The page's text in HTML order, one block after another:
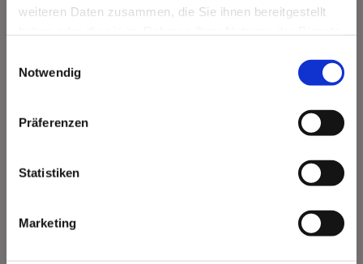
weiteren Daten zusammen, die Sie ihnen bereitgestellt
Notwendig
Präferenzen
Statistiken
Marketing